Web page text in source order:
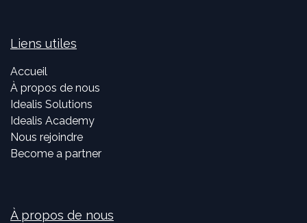
Liens utiles
Accueil
À propos de nous
Idealis Solutions
Idealis Academy
Nous rejoindre
Become a partner
À propos de nous